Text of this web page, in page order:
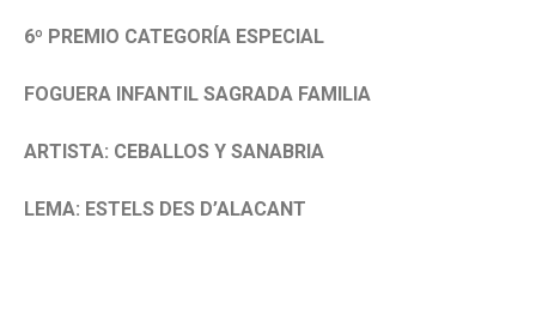
6º PREMIO CATEGORÍA ESPECIAL
FOGUERA INFANTIL SAGRADA FAMILIA
ARTISTA: CEBALLOS Y SANABRIA
LEMA: ESTELS DES D’ALACANT